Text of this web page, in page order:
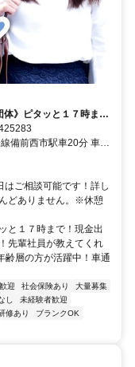
体》ピタッと１７時ま
ご相談可能です！詳し
どありません。※休憩
と１７時まで！現金出
先輩社員が教えてくれ
齢層の方が活躍中！車通
迎 社会保険あり
大量募集
し
未経験者歓迎
修あり
ブランクOK